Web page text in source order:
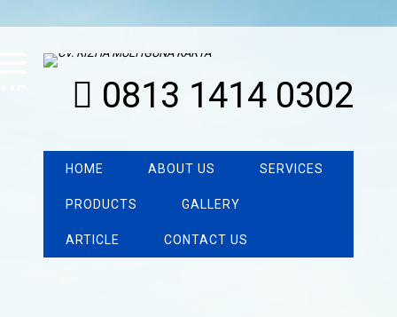
0813 1414 0302
HOME ABOUT US SERVICES
PRODUCTS GALLERY
ARTICLE CONTACT US